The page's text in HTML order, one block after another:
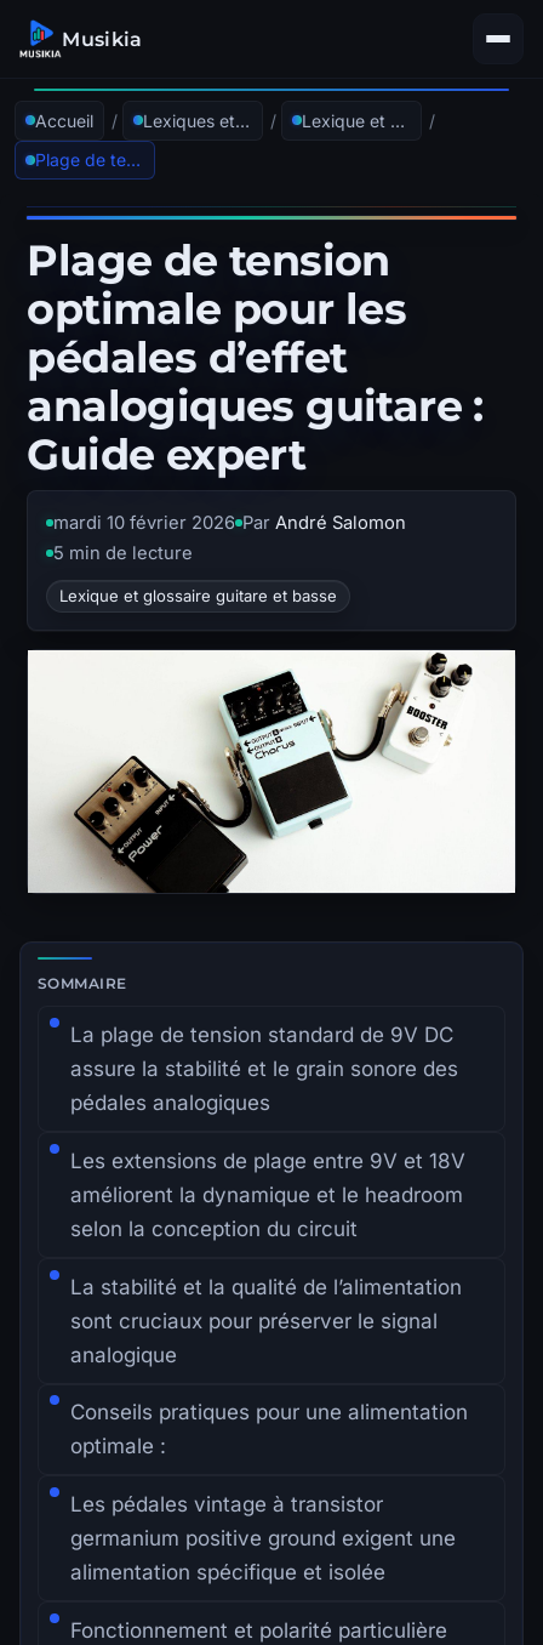
Musikia
Accueil / Lexiques et glossaires / Lexique et glossaire guitare et basse
/
Plage de tension optimale pour les pédales d’effet analogiques guitare : Guide expert
Plage de tension
optimale pour les
pédales d’effet
analogiques guitare :
Guide expert
mardi 10 février 2026 Par André Salomon
5 min de lecture
Lexique et glossaire guitare et basse
Zone de lecture principale avec sommaire latéral.
SOMMAIRE
La plage de tension standard de 9V DC
assure la stabilité et le grain sonore des
pédales analogiques
Les extensions de plage entre 9V et 18V
améliorent la dynamique et le headroom
selon la conception du circuit
La stabilité et la qualité de l’alimentation
sont cruciaux pour préserver le signal
analogique
Conseils pratiques pour une alimentation
optimale :
Les pédales vintage à transistor
germanium positive ground exigent une
alimentation spécifique et isolée
Fonctionnement et polarité particulière